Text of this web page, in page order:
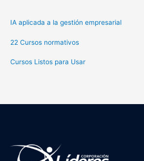
IA aplicada a la gestión empresarial
22 Cursos normativos
Cursos Listos para Usar